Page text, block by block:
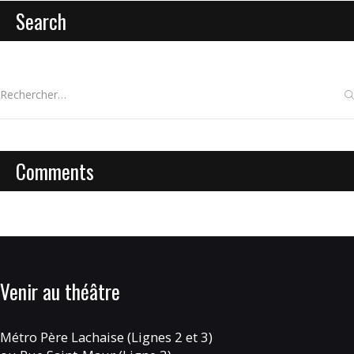
Search
Comments
Venir au théâtre
Métro Père Lachaise (Lignes 2 et 3)